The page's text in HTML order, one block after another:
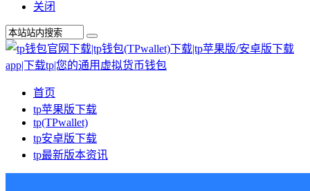
关闭
首页
tp苹果版下载
tp(TPwallet)
tp安卓版下载
tp最新版本资讯